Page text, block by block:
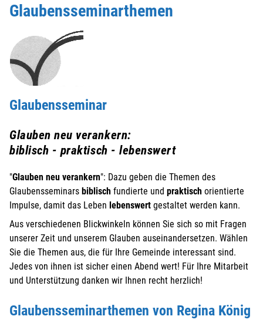
Glaubensseminarthemen
Glaubensseminar
Glauben neu verankern:
biblisch - praktisch - lebenswert
"Glauben neu verankern": Dazu geben die Themen des
Glaubensseminars biblisch fundierte und praktisch orientierte
Impulse, damit das Leben lebenswert gestaltet werden kann.
Aus verschiedenen Blickwinkeln können Sie sich so mit Fragen
unserer Zeit und unserem Glauben auseinandersetzen. Wählen
Sie die Themen aus, die für Ihre Gemeinde interessant sind.
Jedes von ihnen ist sicher einen Abend wert! Für Ihre Mitarbeit
und Unterstützung danken wir Ihnen recht herzlich!
Glaubensseminarthemen von Regina König